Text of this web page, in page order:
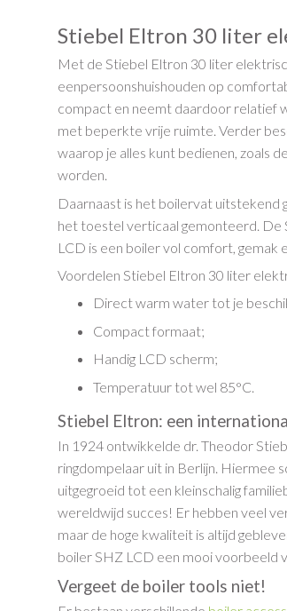
Stiebel Eltron 30 liter
Met de Stiebel Eltron 30 liter
eenpersoonshuishouden op
compact en neemt daardoor relatief
met beperkte vrije ruimte. Verder
waarop je alles kunt bedienen, zoals
worden.
Daarnaast is het boilervat
het toestel verticaal gemonteerd.
LCD is een boiler vol comfort, gemak
Voordelen Stiebel Eltron 30 liter
Direct warm water tot je
Compact formaat;
Handig LCD scherm;
Temperatuur tot wel 85°C.
Stiebel Eltron: een
In 1924 ontwikkelde dr. Theodor
ringdompelaar uit in Berlijn. Hiermee
uitgegroeid tot een kleinschalig
wereldwijd succes! Er hebben veel
maar de hoge kwaliteit is altijd
boiler SHZ LCD een mooi voorbeeld
Vergeet de boiler tools niet!